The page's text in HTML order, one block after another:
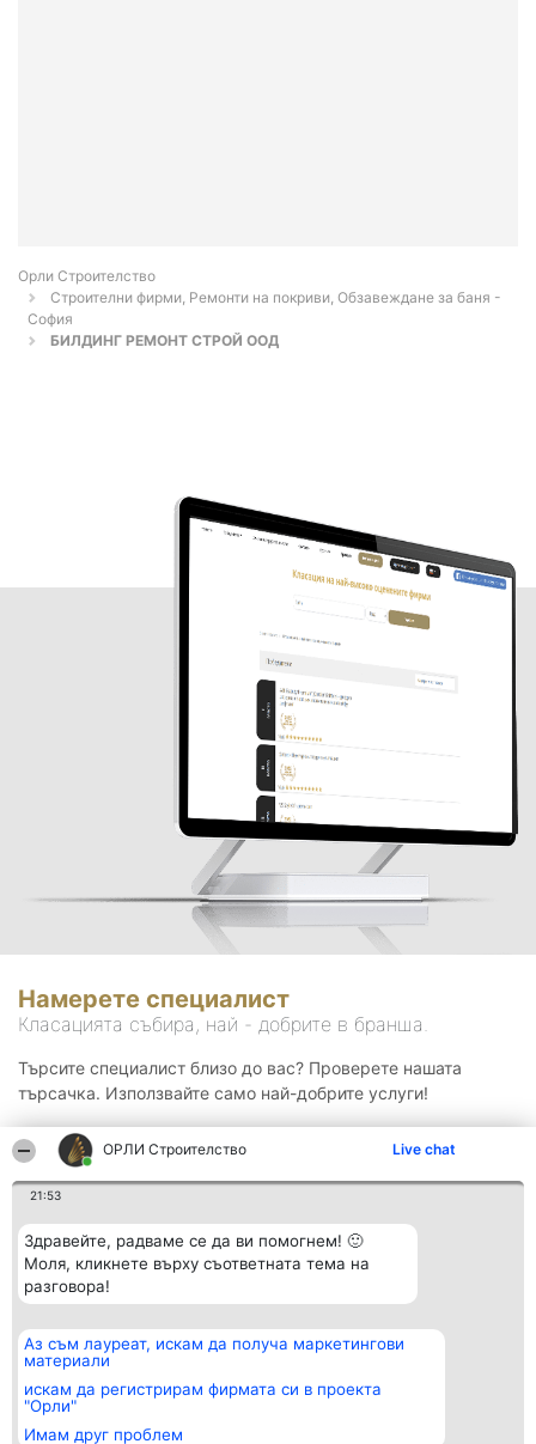
ОРЛИ Строителство Live chat
21:53
Здравейте, радваме се да ви помогнем! 🙂
Моля, кликнете върху съответната тема на
разговора!
Аз съм лауреат, искам да получа маркетингови
материали
искам да регистрирам фирмата си в проекта
"Орли"
Имам друг проблем
Орли Строителство
Строителни фирми, Ремонти на покриви, Обзавеждане за баня -
София
БИЛДИНГ РЕМОНТ СТРОЙ ООД
Намерете специалист
Класацията събира, най - добрите в бранша.
Търсите специалист близо до вас? Проверете нашата
търсачка. Използвайте само най-добрите услуги!
Организатор на
класиране
BulevardulAleea Timișul De
Sus Nr. 2, Bl. A30, Sc. A, Et.
4, Ap. 13
Класация
всички
Контакти